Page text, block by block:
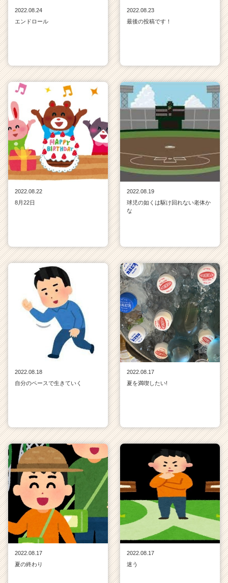
2022.08.24
エンドロール
2022.08.23
最後の投稿です！
2022.08.22
8月22日
2022.08.19
球児の如くは駆け回れない老体か
な
2022.08.18
自分のペースで生きていく
2022.08.17
夏を満喫したい!
2022.08.17
夏の終わり
2022.08.17
迷う